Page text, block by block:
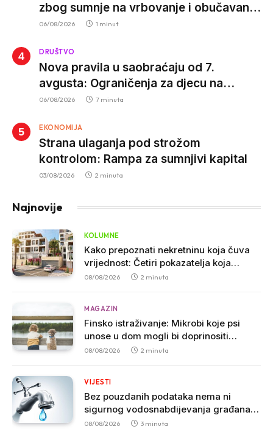
zbog sumnje na vrbovanje i obučavanje
za izvršenje terorističkih djela
06/08/2026 1 minut
DRUŠTVO
Nova pravila u saobraćaju od 7.
avgusta: Ograničenja za djecu na
trotinetima i mlade vozače, veće kazne
06/08/2026 7 minuta
EKONOMIJA
Strana ulaganja pod strožom
kontrolom: Rampa za sumnjivi kapital
03/08/2026 2 minuta
Najnovije
KOLUMNE
Kako prepoznati nekretninu koja čuva
vrijednost: Četiri pokazatelja koja
stručnjaci smatraju presudnim pri
08/08/2026 2 minuta
MAGAZIN
Finsko istraživanje: Mikrobi koje psi
unose u dom mogli bi doprinositi
jačanju imuniteta kod dojenčadi
08/08/2026 2 minuta
VIJESTI
Bez pouzdanih podataka nema ni
sigurnog vodosnabdijevanja građana u
Crnoj Gori
08/08/2026 3 minuta